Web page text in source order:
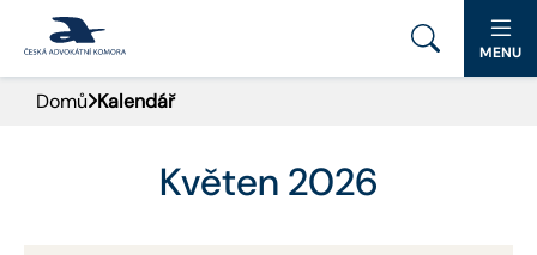
PORTÁL ČAK
MENU
Domů Kalendář
Květen 2026